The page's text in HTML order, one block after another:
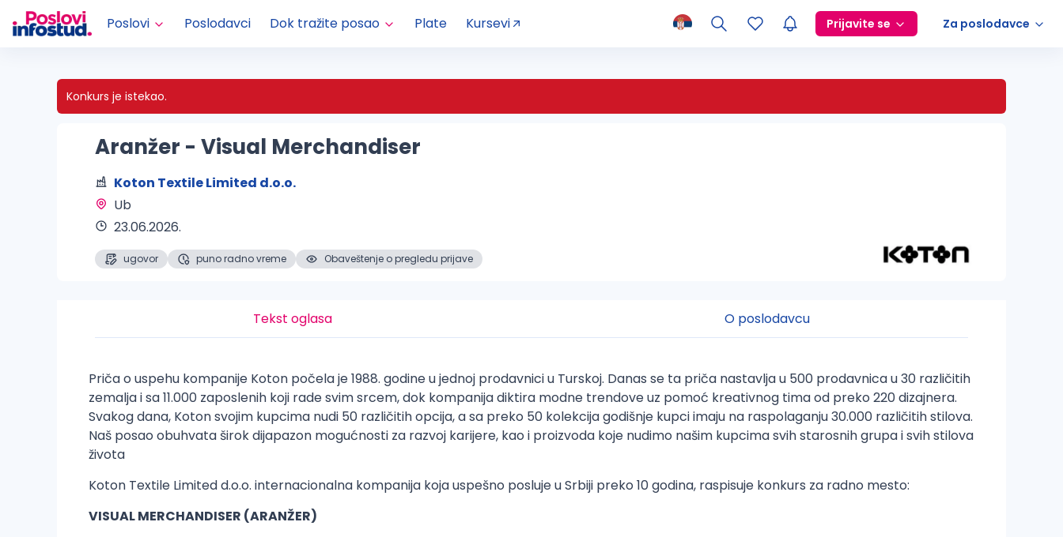
Poslovi Poslodavci Dok tražite posao Plate Kursevi Prijavite se Za poslodavce
Konkurs je istekao.
Aranžer - Visual Merchandiser
Koton Textile Limited d.o.o.
Ub
23.06.2026.
ugovor puno radno vreme Obaveštenje o pregledu prijave
Tekst oglasa O poslodavcu
Priča o uspehu kompanije Koton počela je 1988. godine u jednoj prodavnici u Turskoj. Danas se ta priča nastavlja u 500 prodavnica u 30 različitih
zemalja i sa 11.000 zaposlenih koji rade svim srcem, dok kompanija diktira modne trendove uz pomoć kreativnog tima od preko 220 dizajnera.
Svakog dana, Koton svojim kupcima nudi 50 različitih opcija, a sa preko 50 kolekcija godišnje kupci imaju na raspolaganju 30.000 različitih stilova.
Naš posao obuhvata širok dijapazon mogućnosti za razvoj karijere, kao i proizvoda koje nudimo našim kupcima svih starosnih grupa i svih stilova
života
Koton Textile Limited d.o.o. internacionalna kompanija koja uspešno posluje u Srbiji preko 10 godina, raspisuje konkurs za radno mesto:
VISUAL MERCHANDISER (ARANŽER)